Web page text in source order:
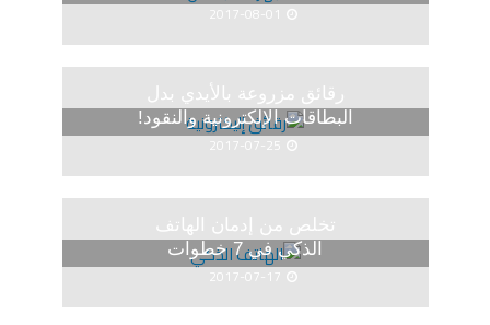
2017-08-01
رقائق مزروعة بالأيدي بدل
البطاقات الإلكترونية والنقود!
2017-07-25
تخلص من إدمان الهاتف
الذكي في 7 خطوات
2017-07-17